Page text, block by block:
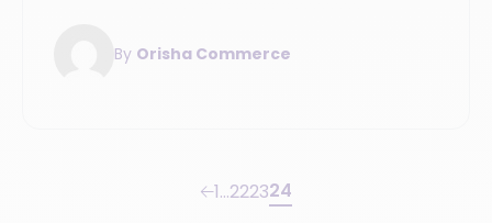
By Orisha Commerce
1…222324